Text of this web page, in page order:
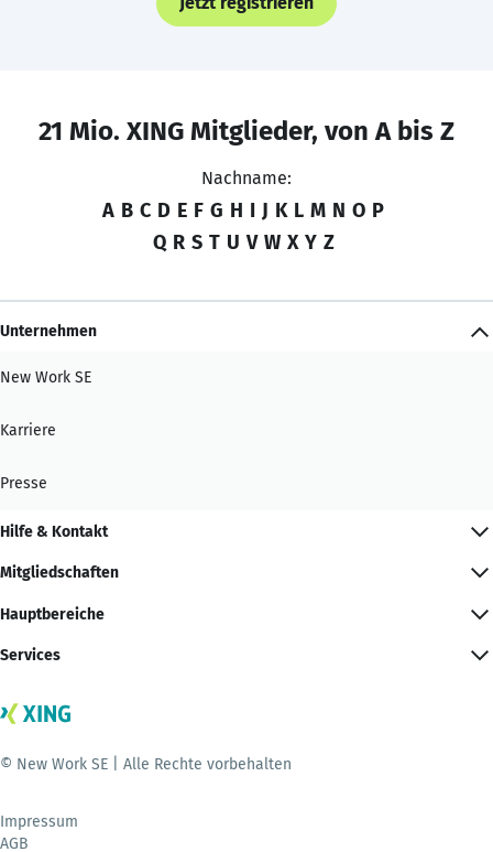
21 Mio. XING Mitglieder, von A bis Z
Nachname:
A B C D E F G H I J K L M N O P
Q R S T U V W X Y Z
Unternehmen
New Work SE
Karriere
Presse
Hilfe & Kontakt
Mitgliedschaften
Hauptbereiche
Services
© New Work SE | Alle Rechte vorbehalten
Impressum
AGB